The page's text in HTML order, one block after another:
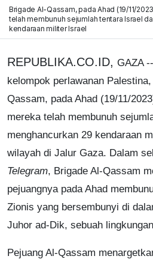
Brigade Al-Qassam, pada Ahad (19/11/
telah membunuh sejumlah tentara Israel
kendaraan militer Israel
REPUBLIKA.CO.ID, GAZA
kelompok perlawanan
Qassam, pada Ahad (19/11/
mereka telah membunuh
menghancurkan 29 kendaraan
wilayah di Jalur Gaza. Dalam
Telegram, Brigade Al-Qassam
pejuangnya pada Ahad
Zionis yang bersembunyi di
Juhor ad-Dik, sebuah
Pejuang Al-Qassam